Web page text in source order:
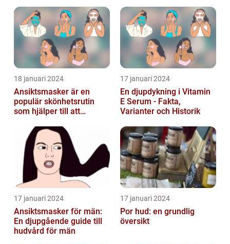
18 januari 2024
Ansiktsmasker är en
populär skönhetsrutin
som hjälper till att
huden
17 januari 2024
En djupdykning i Vitamin
E Serum - Fakta,
Varianter och Historik
17 januari 2024
Ansiktsmasker för män:
En djupgående guide till
hudvård för män
17 januari 2024
Por hud: en grundlig
översikt